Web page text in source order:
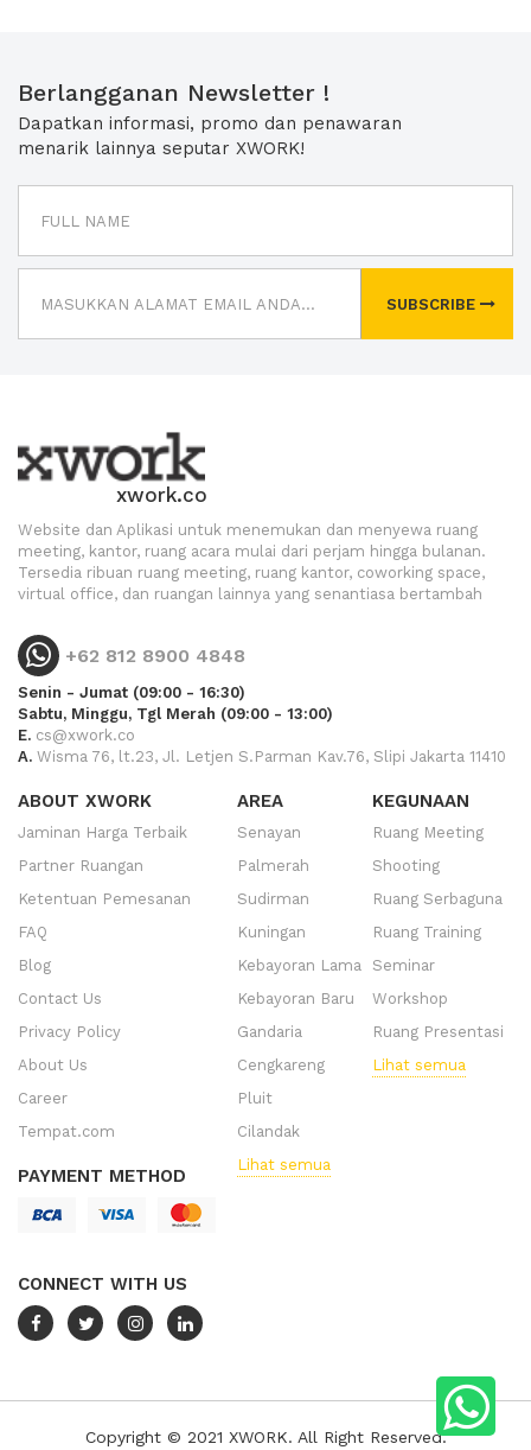
Berlangganan Newsletter !
Dapatkan informasi, promo dan penawaran
menarik lainnya seputar XWORK!
SUBSCRIBE
xwork.co
Website dan Aplikasi untuk menemukan dan menyewa ruang
meeting, kantor, ruang acara mulai dari perjam hingga bulanan.
Tersedia ribuan ruang meeting, ruang kantor, coworking space,
virtual office, dan ruangan lainnya yang senantiasa bertambah
+62 812 8900 4848
Senin - Jumat (09:00 - 16:30)
Sabtu, Minggu, Tgl Merah (09:00 - 13:00)
E. cs@xwork.co
A. Wisma 76, lt.23, Jl. Letjen S.Parman Kav.76, Slipi Jakarta 11410
ABOUT XWORK
Jaminan Harga Terbaik
Partner Ruangan
Ketentuan Pemesanan
FAQ
Blog
Contact Us
Privacy Policy
About Us
Career
Tempat.com
PAYMENT METHOD
CONNECT WITH US
AREA
Senayan
Palmerah
Sudirman
Kuningan
Kebayoran Lama
Kebayoran Baru
Gandaria
Cengkareng
Pluit
Cilandak
Lihat semua
KEGUNAAN
Ruang Meeting
Shooting
Ruang Serbaguna
Ruang Training
Seminar
Workshop
Ruang Presentasi
Lihat semua
Copyright © 2021 XWORK. All Right Reserved.